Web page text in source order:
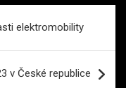
elektromobility
v České republice